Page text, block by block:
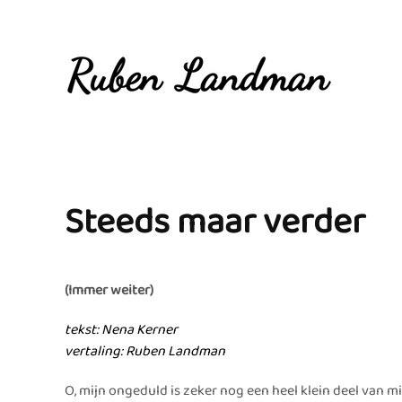
Overslaan en naar de inhoud gaan
Steeds maar verder
(Immer weiter)
tekst: Nena Kerner
vertaling: Ruben Landman
O, mijn ongeduld is zeker nog een heel klein deel van